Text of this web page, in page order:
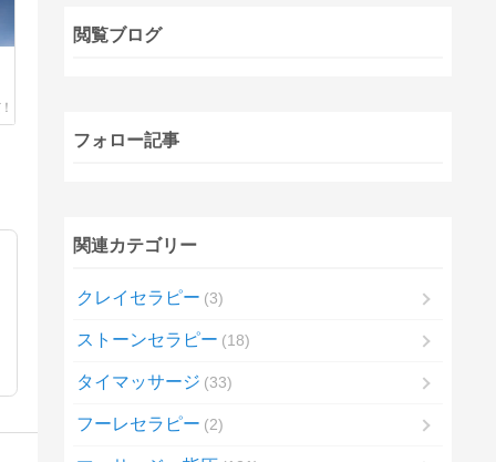
閲覧ブログ
フォロー記事
関連カテゴリー
クレイセラピー 3
ストーンセラピー 18
タイマッサージ 33
フーレセラピー 2